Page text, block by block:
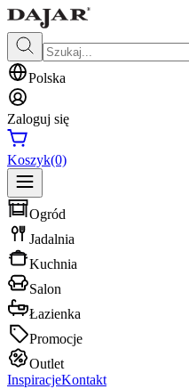
Polska
Zaloguj się
Koszyk(0)
Ogród
Jadalnia
Kuchnia
Salon
Łazienka
Promocje
Outlet
InspiracjeKontakt